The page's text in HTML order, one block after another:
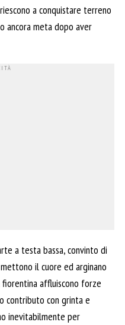
a conquistare terreno
ancora meta dopo aver
a testa bassa, convinto di
il cuore ed arginano
fiorentina affluiscono forze
contributo con grinta e
inevitabilmente per